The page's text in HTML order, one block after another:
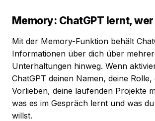
Memory: ChatGPT lernt,
Mit der Memory-Funktion behält
Informationen über dich über
Unterhaltungen hinweg. Wenn
ChatGPT deinen Namen, deine Rolle,
Vorlieben, deine laufenden Projekte
was es im Gespräch lernt und was
willst.